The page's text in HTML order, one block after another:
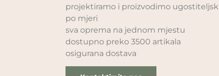
projektiramo i proizvodimo
po mjeri
sva oprema na jednom mjestu
dostupno preko 3500 artikala
osigurana dostava